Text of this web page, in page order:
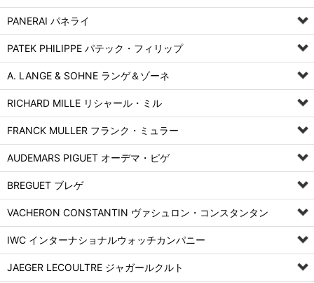
PANERAI パネライ
PATEK PHILIPPE パテック・フィリップ
A. LANGE & SOHNE ランゲ＆ゾーネ
RICHARD MILLE リシャール・ミル
FRANCK MULLER フランク・ミュラー
AUDEMARS PIGUET オーデマ・ピゲ
BREGUET ブレゲ
VACHERON CONSTANTIN ヴァシュロン・コンスタンタン
IWC インターナショナルウォッチカンパニー
JAEGER LECOULTRE ジャガールクルト